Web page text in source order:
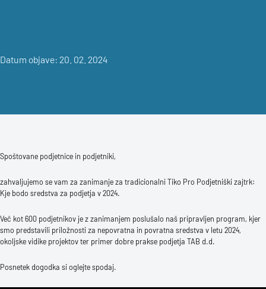
Datum objave: 20. 02. 2024
Spoštovane podjetnice in podjetniki,
zahvaljujemo se vam za zanimanje za tradicionalni Tiko Pro Podjetniški zajtrk:
Kje bodo sredstva za podjetja v 2024.
Več kot 600 podjetnikov je z zanimanjem poslušalo naš pripravljen program, kjer
smo predstavili priložnosti za nepovratna in povratna sredstva v letu 2024,
okoljske vidike projektov ter primer dobre prakse podjetja TAB d.d.
Posnetek dogodka si oglejte spodaj.